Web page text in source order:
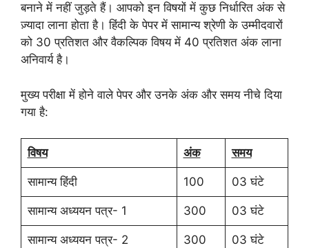
बनाने में नहीं जुड़ते हैं। आपको इन विषयों में कुछ निर्धारित अंक से
ज़्यादा लाना होता है। हिंदी के पेपर में सामान्य श्रेणी के उम्मीदवारों
को 30 प्रतिशत और वैकल्पिक विषय में 40 प्रतिशत अंक लाना
अनिवार्य है।
मुख्य परीक्षा में होने वाले पेपर और उनके अंक और समय नीचे दिया
गया है:
विषय अंक समय
सामान्य हिंदी 100 03 घंटे
सामान्य अध्ययन पत्र- 1 300 03 घंटे
सामान्य अध्ययन पत्र- 2 300 03 घंटे